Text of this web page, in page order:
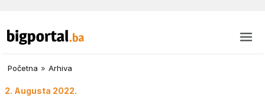
Početna » Arhiva
2. Augusta 2022.